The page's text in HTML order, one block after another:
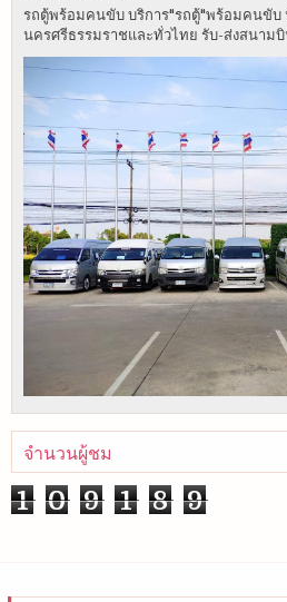
รถตู้พร้อมคนขับ บริการ"รถตู้"พร้อมคนขับ
นครศรีธรรมราชและทั่วไทย รับ-ส่งสนามบิ
จำนวนผู้ชม
1 0 9 1 8 9